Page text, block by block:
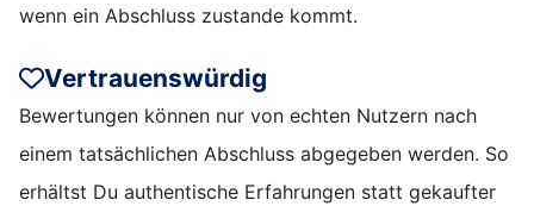
wenn ein Abschluss zustande kommt.
Vertrauenswürdig
Bewertungen können nur von echten Nutzern nach
einem tatsächlichen Abschluss abgegeben werden. So
erhältst Du authentische Erfahrungen statt gekaufter